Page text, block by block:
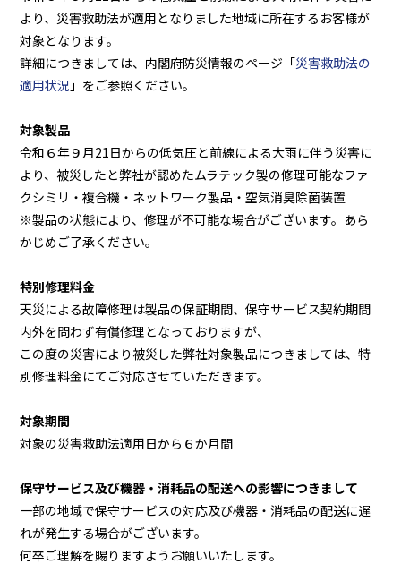
より、災害救助法が適用となりました地域に所在するお客様が
対象となります。
詳細につきましては、内閣府防災情報のページ「災害救助法の
適用状況 」をご参照ください。
対象製品
令和６年９月21日からの低気圧と前線による大雨に伴う災害に
より、被災したと弊社が認めたムラテック製の修理可能なファ
クシミリ・複合機・ネットワーク製品・空気消臭除菌装置
※製品の状態により、修理が不可能な場合がございます。あら
かじめご了承ください。
特別修理料金
天災による故障修理は製品の保証期間、保守サービス契約期間
内外を問わず有償修理となっておりますが、
この度の災害により被災した弊社対象製品につきましては、特
別修理料金にてご対応させていただきます。
対象期間
対象の災害救助法適用日から６か月間
保守サービス及び機器・消耗品の配送への影響につきまして
一部の地域で保守サービスの対応及び機器・消耗品の配送に遅
れが発生する場合がございます。
何卒ご理解を賜りますようお願いいたします。